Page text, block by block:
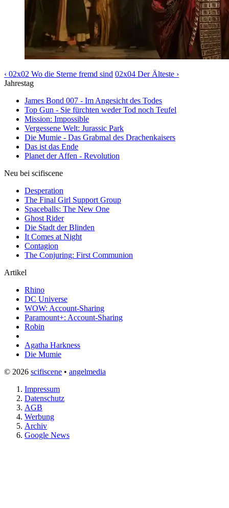
‹ 02x02 Wo die Sterne fremd sind 02x04 Der Älteste ›
Jahrestag
James Bond 007 - Im Angesicht des Todes
Top Gun - Sie fürchten weder Tod noch Teufel
Mission: Impossible
Vergessene Welt: Jurassic Park
Die Mumie - Das Grabmal des Drachenkaisers
Das ist das Ende
Planet der Affen - Revolution
Neu bei scifiscene
Desperation
The Final Girl Support Group
Spaceballs: The New One
Ghost Rider
Die Stadt der Blinden
It Comes at Night
Contagion
The Conjuring: First Communion
Artikel
Rhino
DC Universe
WOW: Account-Sharing
Paramount+: Account-Sharing
Robin
Agatha Harkness
Die Mumie
© 2026 scifiscene • angelmedia
Impressum
Datenschutz
AGB
Werbung
Archiv
Google News